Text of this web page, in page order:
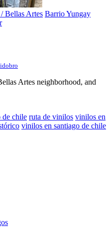
Bellas Artes Barrio Yungay
Artes neighborhood, and
de chile ruta de vinilos vinilos en
vinilos en santiago de chile